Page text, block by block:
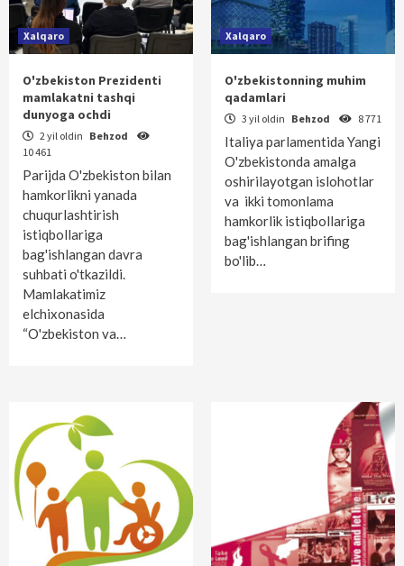
Xalqaro
O'zbekiston Prezidenti
mamlakatni tashqi
dunyoga ochdi
2 yil oldin Behzod
10 461
Parijda O'zbekiston bilan
hamkorlikni yanada
chuqurlashtirish
istiqbollariga
bag'ishlangan davra
suhbati o'tkazildi.
Mamlakatimiz
elchixonasida
“O'zbekiston va…
Xalqaro
O'zbekistonning muhim
qadamlari
3 yil oldin Behzod 8 771
Italiya parlamentida Yangi
O'zbekistonda amalga
oshirilayotgan islohotlar
va ikki tomonlama
hamkorlik istiqbollariga
bag'ishlangan brifing
bo'lib…